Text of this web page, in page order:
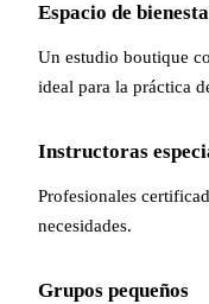
Espacio de
Un estudio boutique
ideal para la práctica
Instructoras
Profesionales
necesidades.
Grupos pequeños